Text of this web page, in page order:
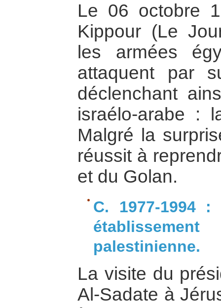
Le 06 octobre
Kippour (Le
les armées
attaquent par
déclenchant
israélo-arabe :
Malgré la
réussit à
et du Golan.
C. 1977-1994
palestinienne.
La visite du
Al-Sadate à